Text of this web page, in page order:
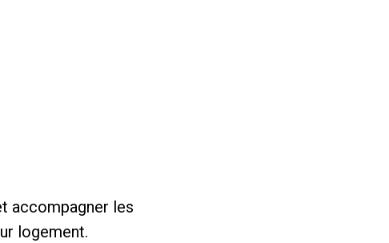
accompagner les
logement.